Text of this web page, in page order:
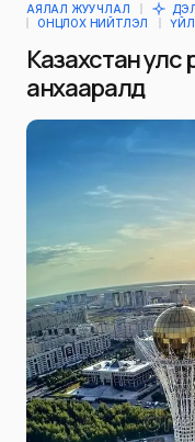
АЯЛАЛ ЖУУЧЛАЛ
ОНЦЛОХ НИЙТЛЭЛ
Казахстан улс
анхааралд